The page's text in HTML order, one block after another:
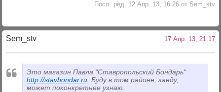
Посл. ред. 12 Апр. 13, 16:26 от Sem_stv
Sem_stv 17 Апр. 13, 21:17
Это магазин Павла "Ставропольский Бондарь"
http://stavbondar.ru . Буду в том районе, заеду,
может поконкретнее узнаю.